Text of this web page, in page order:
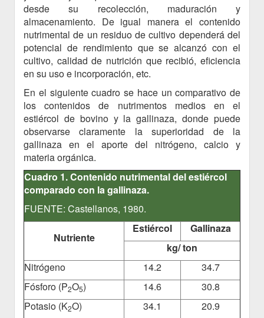
desde su recolección, maduración y
almacenamiento. De igual manera el contenido
nutrimental de un residuo de cultivo dependerá del
potencial de rendimiento que se alcanzó con el
cultivo, calidad de nutrición que recibió, eficiencia
en su uso e incorporación, etc.
En el siguiente cuadro se hace un comparativo de
los contenidos de nutrimentos medios en el
estiércol de bovino y la gallinaza, donde puede
observarse claramente la superioridad de la
gallinaza en el aporte del nitrógeno, calcio y
materia orgánica.
Cuadro 1. Contenido nutrimental del estiércol
comparado con la gallinaza.
FUENTE: Castellanos, 1980.
Nutriente
Estiércol
Gallinaza
kg/ ton
Nitrógeno
14.2
34.7
Fósforo (P2O5) 14.6
30.8
Potasio (K2O) 34.1
20.9